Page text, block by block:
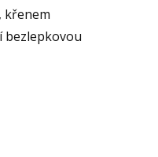
křenem
bezlepkovou